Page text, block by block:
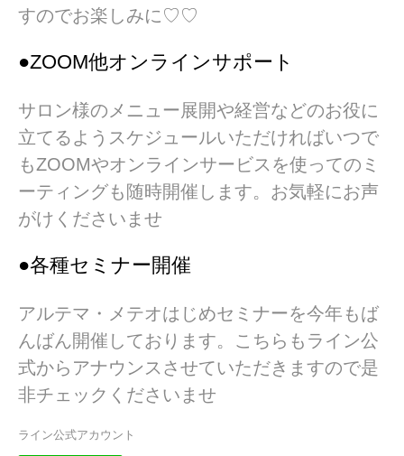
すのでお楽しみに♡♡
●ZOOM他オンラインサポート
サロン様のメニュー展開や経営などのお役に
立てるようスケジュールいただければいつで
もZOOMやオンラインサービスを使ってのミ
ーティングも随時開催します。お気軽にお声
がけくださいませ
●各種セミナー開催
アルテマ・メテオはじめセミナーを今年もば
んばん開催しております。こちらもライン公
式からアナウンスさせていただきますので是
非チェックくださいませ
ライン公式アカウント